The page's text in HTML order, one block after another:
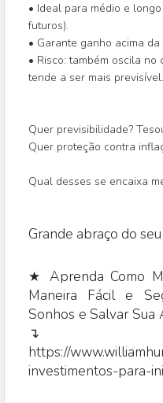
• Ideal para médio e
futuros).
• Garante ganho acima
• Risco: também oscila
tende a ser mais previsível.
Quer previsibilidade?
Quer proteção contra
Qual desses se encaixa
Grande abraço do
★ Aprenda Como
Maneira Fácil e
Sonhos e Salvar Sua
↴
https://
investimentos-para-